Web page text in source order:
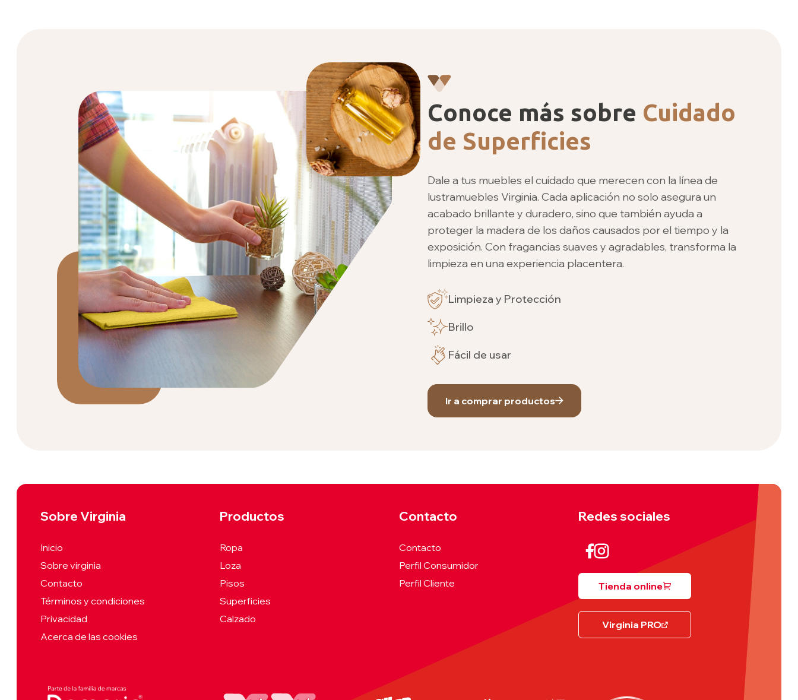
Conoce más sobre Cuidado
de Superficies
Dale a tus muebles el cuidado que merecen con la línea de
lustramuebles Virginia. Cada aplicación no solo asegura un
acabado brillante y duradero, sino que también ayuda a
proteger la madera de los daños causados por el tiempo y la
exposición. Con fragancias suaves y agradables, transforma la
limpieza en una experiencia placentera.
Limpieza y Protección
Brillo
Fácil de usar
Ir a comprar productos
Sobre Virginia
Inicio
Sobre virginia
Contacto
Términos y condiciones
Privacidad
Acerca de las cookies
Productos
Ropa
Loza
Pisos
Superficies
Calzado
Contacto
Contacto
Perfil Consumidor
Perfil Cliente
Redes sociales
Tienda online
Virginia PRO